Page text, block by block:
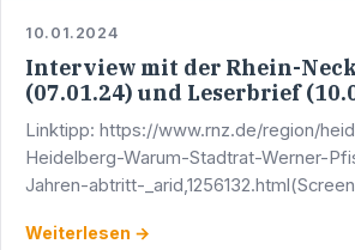
10.01.2024
Interview mit der Rhein-
(07.01.24) und Leserbrief
Linktipp: https://www.rnz.de/region/
Heidelberg-Warum-Stadtrat-Werner-
Jahren-abtritt-
Weiterlesen →